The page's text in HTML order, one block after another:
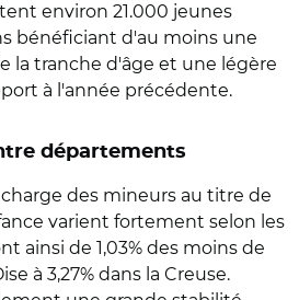
environ 21.000 jeunes
bénéficiant d'au moins une
la tranche d'âge et une légère
à l'année précédente.
départements
des mineurs au titre de
varient fortement selon les
ainsi de 1,03% des moins de
à 3,27% dans la Creuse.